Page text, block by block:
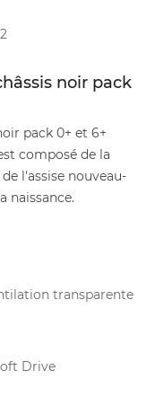
noir pack
pack 0+ et 6+
composé de la
l'assise nouveau-
naissance.
transparente
Drive